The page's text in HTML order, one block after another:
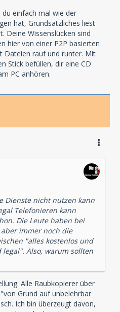
einfach mal wie der
hat, Grundsätzliches liest
Deine Wissenslücken sind
hier von einer P2P basierten
Dateien rauf und runter. Mit
Stick befüllen, dir eine CD
PC anhören.
Dienste nicht nutzen kann
Telefonieren kann
Die Leute haben bei
immer noch die
"alles kostenlos und
Also, warum sollten
Alle Raubkopierer über
Grund auf unbelehrbar
Ich bin überzeugt davon,